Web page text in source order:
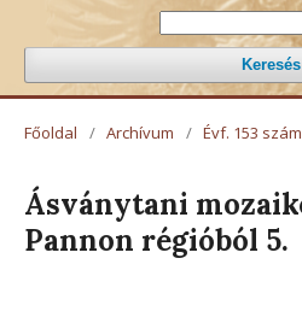
Keresés
Főoldal / Archívum / Évf. 153
Ásványtani
Pannon régióból 5.